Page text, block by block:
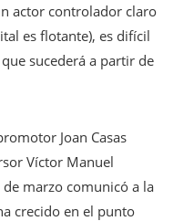
actor controlador claro
es flotante), es difícil
sucederá a partir de
Joan Casas
Víctor Manuel
marzo comunicó a la
crecido en el punto